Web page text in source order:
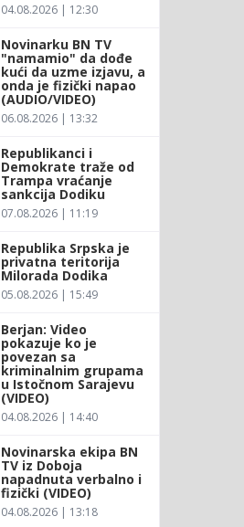
04.08.2026 | 12:30
Novinarku BN TV
"namamio" da dođe
kući da uzme izjavu, a
onda je fizički napao
(AUDIO/VIDEO)
06.08.2026 | 13:32
Republikanci i
Demokrate traže od
Trampa vraćanje
sankcija Dodiku
07.08.2026 | 11:19
Republika Srpska je
privatna teritorija
Milorada Dodika
05.08.2026 | 15:49
Berjan: Video
pokazuje ko je
povezan sa
kriminalnim grupama
u Istočnom Sarajevu
(VIDEO)
04.08.2026 | 14:40
Novinarska ekipa BN
TV iz Doboja
napadnuta verbalno i
fizički (VIDEO)
04.08.2026 | 13:18